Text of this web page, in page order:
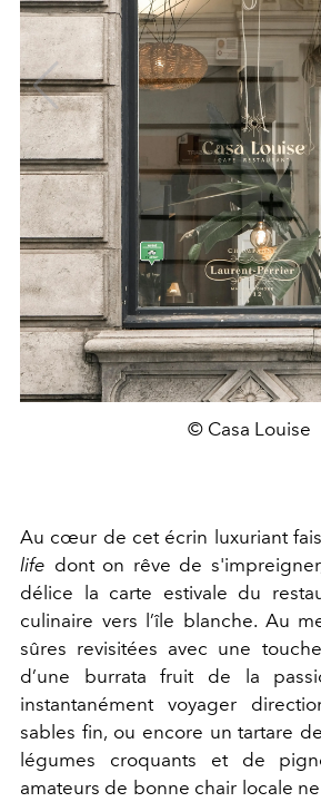
© Casa Louise
Au cœur de cet écrin luxuriant
life dont on rêve de
délice la carte estivale du
culinaire vers l’île blanche. Au
sûres revisitées avec une
d’une burrata fruit de la
instantanément voyager
sables fin, ou encore un tartare
légumes croquants et de
amateurs de bonne chair locale